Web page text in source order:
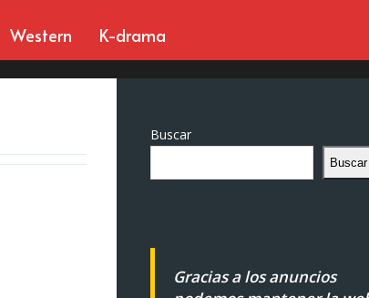
Western K-drama
Buscar
Buscar
Gracias a los anuncios